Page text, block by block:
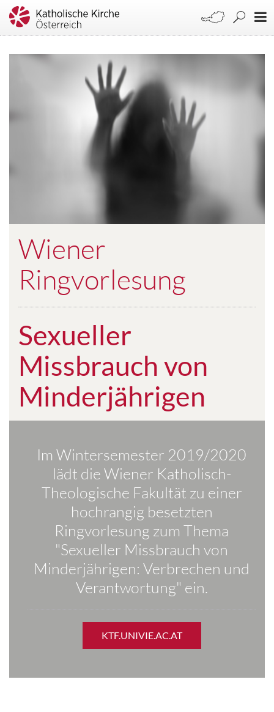
Wiener
Ringvorlesung
Sexueller
Missbrauch von
Minderjährigen
Im Wintersemester 2019/2020
lädt die Wiener Katholisch-
Theologische Fakultät zu einer
hochrangig besetzten
Ringvorlesung zum Thema
"Sexueller Missbrauch von
Minderjährigen: Verbrechen und
Verantwortung" ein.
KTF.UNIVIE.AC.AT